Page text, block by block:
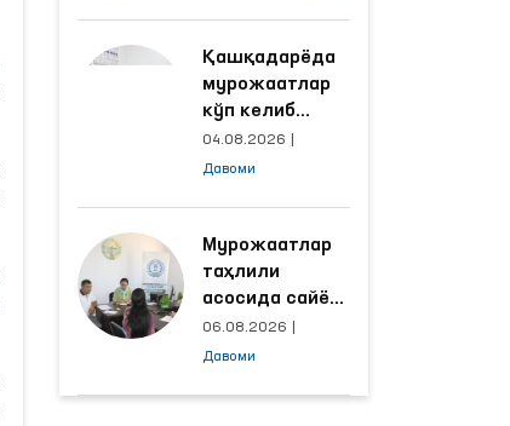
яхшиланди
Қашқадарёда
мурожаатлар
кўп келиб
тушаётган
ҳудудлар
ишлаш йўлга
қўйилди
04.08.2026
Давоми
Мурожаатлар
таҳлили
асосида сайёр
қабул
ўтказиладиган
06.08.2026
Давоми